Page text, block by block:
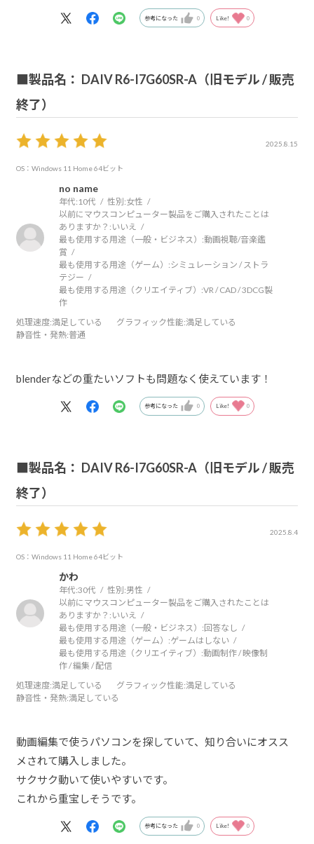
参考になった 0 Like! 0
■製品名： DAIV R6-I7G60SR-A（旧モデル / 販売
終了）
2025.8.15
OS：Windows 11 Home 64ビット
no name
年代: 10代 性別:女性
以前にマウスコンピューター製品をご購入されたことは
ありますか？: いいえ
最も使用する用途（一般・ビジネス）:動画視聴/音楽鑑
賞
最も使用する用途（ゲーム）:シミュレーション / ストラ
テジー
最も使用する用途（クリエイティブ）:VR / CAD / 3DCG製
作
処理速度:満足している グラフィック性能:満足している
静音性・発熱:普通
blenderなどの重たいソフトも問題なく使えています！
参考になった 0 Like! 0
■製品名： DAIV R6-I7G60SR-A（旧モデル / 販売
終了）
2025.8.4
OS：Windows 11 Home 64ビット
かわ
年代:30代 性別:男性
以前にマウスコンピューター製品をご購入されたことは
ありますか？: いいえ
最も使用する用途（一般・ビジネス）: 回答なし
最も使用する用途（ゲーム）:ゲームはしない
最も使用する用途（クリエイティブ）:動画制作 / 映像制
作 / 編集 / 配信
処理速度:満足している グラフィック性能:満足している
静音性・発熱:満足している
動画編集で使うパソコンを探していて、知り合いにオスス
メされて購入しました。
サクサク動いて使いやすいです。
これから重宝しそうです。
参考になった 0 Like! 0